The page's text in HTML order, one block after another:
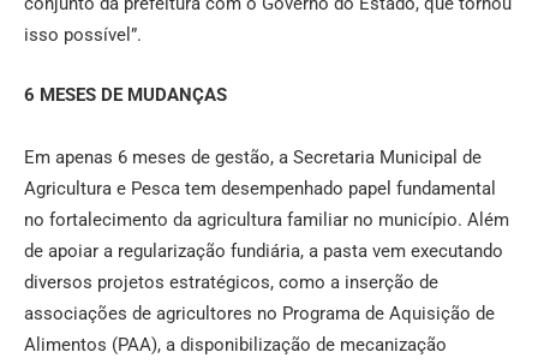
isso possível”.
6 MESES DE MUDANÇAS
Em apenas 6 meses de gestão, a Secretaria Municipal de
Agricultura e Pesca tem desempenhado papel fundamental
no fortalecimento da agricultura familiar no município. Além
de apoiar a regularização fundiária, a pasta vem executando
diversos projetos estratégicos, como a inserção de
associações de agricultores no Programa de Aquisição de
Alimentos (PAA), a disponibilização de mecanização